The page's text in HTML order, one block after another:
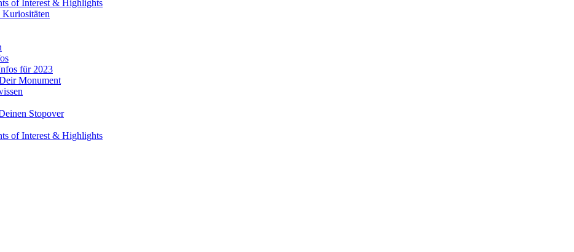
of Interest & Highlights
Kuriositäten
für 2023
Monument
Stopover
of Interest & Highlights